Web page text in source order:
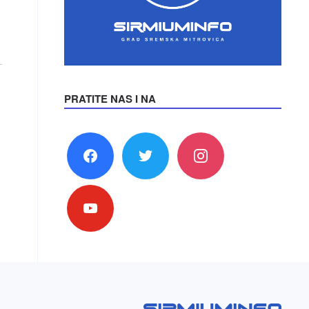
PRATITE NAS I NA
facebook twitter instagram
youtube